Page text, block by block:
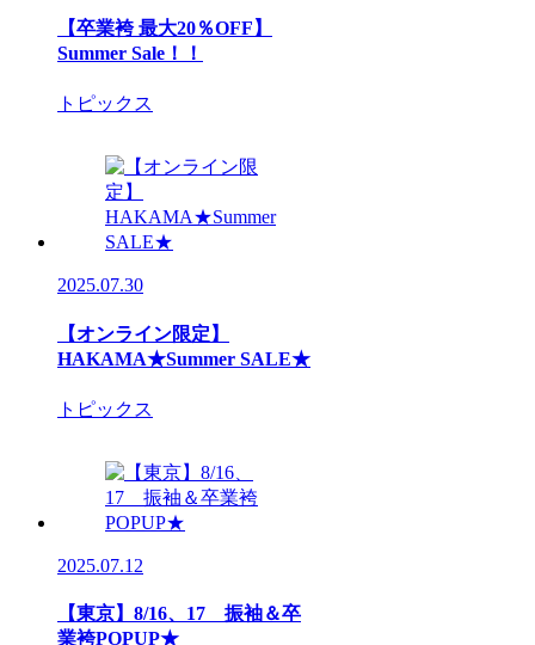
【卒業袴 最大20％OFF】
Summer Sale！！
トピックス
2025.07.30
【オンライン限定】
HAKAMA★Summer SALE★
トピックス
2025.07.12
【東京】8/16、17 振袖＆卒
業袴POPUP★